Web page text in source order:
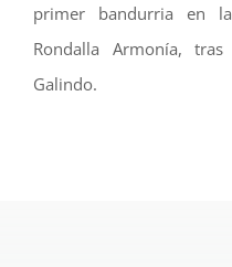
primer bandurria en
Rondalla Armonía,
Galindo.